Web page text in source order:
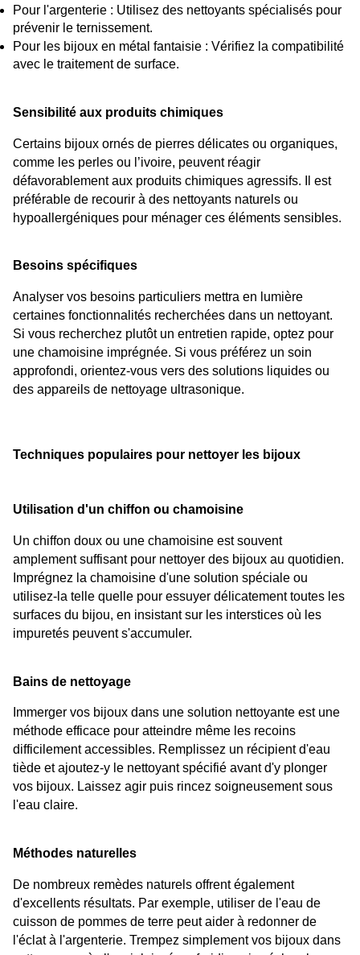
Pour l'argenterie : Utilisez des nettoyants spécialisés pour
prévenir le ternissement.
Pour les bijoux en métal fantaisie : Vérifiez la compatibilité
avec le traitement de surface.
Sensibilité aux produits chimiques
Certains bijoux ornés de pierres délicates ou organiques,
comme les perles ou l’ivoire, peuvent réagir
défavorablement aux produits chimiques agressifs. Il est
préférable de recourir à des nettoyants naturels ou
hypoallergéniques pour ménager ces éléments sensibles.
Besoins spécifiques
Analyser vos besoins particuliers mettra en lumière
certaines fonctionnalités recherchées dans un nettoyant.
Si vous recherchez plutôt un entretien rapide, optez pour
une chamoisine imprégnée. Si vous préférez un soin
approfondi, orientez-vous vers des solutions liquides ou
des appareils de nettoyage ultrasonique.
Techniques populaires pour nettoyer les bijoux
Utilisation d'un chiffon ou chamoisine
Un chiffon doux ou une chamoisine est souvent
amplement suffisant pour nettoyer des bijoux au quotidien.
Imprégnez la chamoisine d'une solution spéciale ou
utilisez-la telle quelle pour essuyer délicatement toutes les
surfaces du bijou, en insistant sur les interstices où les
impuretés peuvent s'accumuler.
Bains de nettoyage
Immerger vos bijoux dans une solution nettoyante est une
méthode efficace pour atteindre même les recoins
difficilement accessibles. Remplissez un récipient d'eau
tiède et ajoutez-y le nettoyant spécifié avant d'y plonger
vos bijoux. Laissez agir puis rincez soigneusement sous
l'eau claire.
Méthodes naturelles
De nombreux remèdes naturels offrent également
d'excellents résultats. Par exemple, utiliser de l'eau de
cuisson de pommes de terre peut aider à redonner de
l'éclat à l'argenterie. Trempez simplement vos bijoux dans